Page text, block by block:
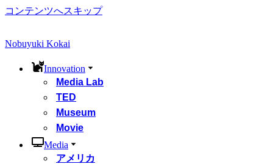
コンテンツへスキップ
Nobuyuki Kokai
Innovation
Media Lab
TED
Museum
Movie
Media
アメリカ